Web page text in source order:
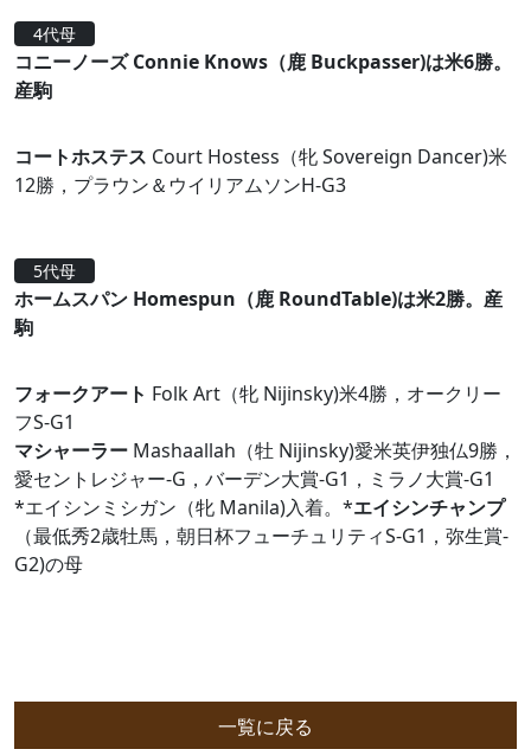
4代母
コニーノーズ Connie Knows（鹿 Buckpasser)は米6勝。
産駒
コートホステス Court Hostess（牝 Sovereign Dancer)米
12勝，プラウン＆ウイリアムソンH-G3
5代母
ホームスパン Homespun（鹿 RoundTable)は米2勝。産
駒
フォークアート Folk Art（牝 Nijinsky)米4勝，オークリー
フS-G1
マシャーラー Mashaallah（牡 Nijinsky)愛米英伊独仏9勝，
愛セントレジャー-G，バーデン大賞-G1，ミラノ大賞-G1
*エイシンミシガン（牝 Manila)入着。*エイシンチャンプ
（最低秀2歳牡馬，朝日杯フューチュリティS-G1，弥生賞-
G2)の母
一覧に戻る